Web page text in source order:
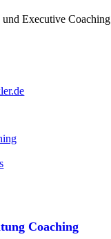
und Executive Coaching
Coaching